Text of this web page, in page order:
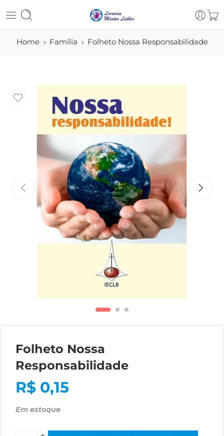
Home Família Folheto Nossa Responsabilidade
Folheto Nossa
Responsabilidade
R$ 0,15
Em estoque